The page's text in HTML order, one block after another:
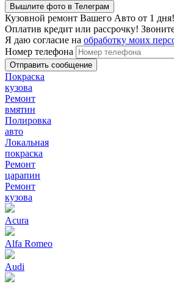
Вышлите фото в Телеграм
Кузовной ремонт Вашего Авто от 1 дня!
Оплатив кредит или рассрочку!
Я даю согласие на обработку моих
Номер телефона
Покраска
кузова
Ремонт
вмятин
Полировка
авто
Локальная
покраска
Ремонт
царапин
Ремонт
кузова
Acura
Alfa Romeo
Audi